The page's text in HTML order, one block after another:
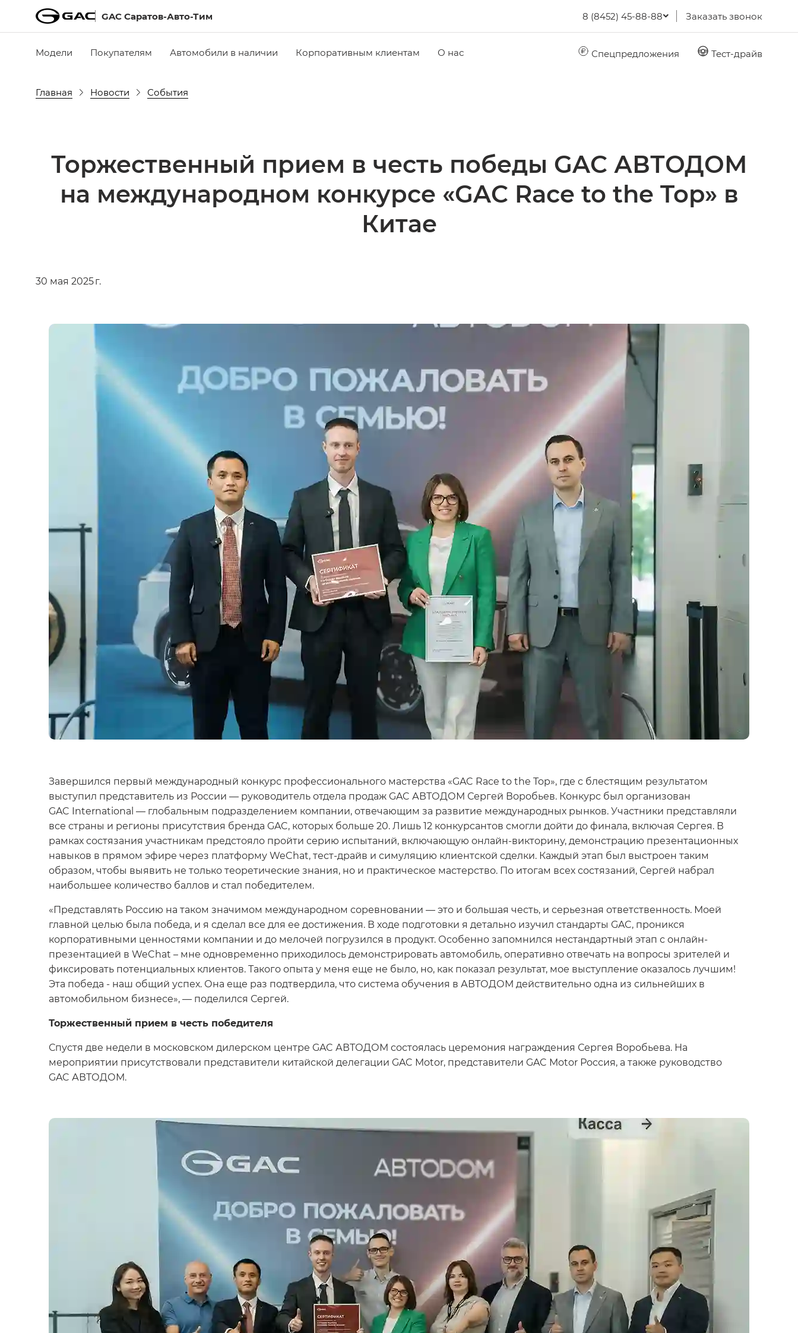
GAC Саратов-Авто-Тим 8 (8452) 45-88-88 Заказать звонок
Модели Покупателям Автомобили в наличии Корпоративным клиентам О нас Спецпредложения Тест-драйв
Главная Новости События
Торжественный прием в честь победы GAC АВТОДОМ
на международном конкурсе «GAC Race to the Top» в
Китае
30 мая 2025 г.
Завершился первый международный конкурс профессионального мастерства «GAC Race to the Top», где с блестящим результатом
выступил представитель из России — руководитель отдела продаж GAC АВТОДОМ Сергей Воробьев. Конкурс был организован
GAC International — глобальным подразделением компании, отвечающим за развитие международных рынков. Участники представляли
все страны и регионы присутствия бренда GAC, которых больше 20. Лишь 12 конкурсантов смогли дойти до финала, включая Сергея. В
рамках состязания участникам предстояло пройти серию испытаний, включающую онлайн-викторину, демонстрацию презентационных
навыков в прямом эфире через платформу WeChat, тест-драйв и симуляцию клиентской сделки. Каждый этап был выстроен таким
образом, чтобы выявить не только теоретические знания, но и практическое мастерство. По итогам всех состязаний, Сергей набрал
наибольшее количество баллов и стал победителем.
«Представлять Россию на таком значимом международном соревновании — это и большая честь, и серьезная ответственность. Моей
главной целью была победа, и я сделал все для ее достижения. В ходе подготовки я детально изучил стандарты GAC, проникся
корпоративными ценностями компании и до мелочей погрузился в продукт. Особенно запомнился нестандартный этап с онлайн-
презентацией в WeChat – мне одновременно приходилось демонстрировать автомобиль, оперативно отвечать на вопросы зрителей и
фиксировать потенциальных клиентов. Такого опыта у меня еще не было, но, как показал результат, мое выступление оказалось лучшим!
Эта победа - наш общий успех. Она еще раз подтвердила, что система обучения в АВТОДОМ действительно одна из сильнейших в
автомобильном бизнесе», — поделился Сергей.
Торжественный прием в честь победителя
Спустя две недели в московском дилерском центре GAC АВТОДОМ состоялась церемония награждения Сергея Воробьева. На
мероприятии присутствовали представители китайской делегации GAC Motor, представители GAC Motor Россия, а также руководство
GAC АВТОДОМ.